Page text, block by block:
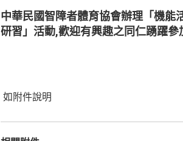
中華民國智障者體育協會辦理「機
研習」活動,歡迎有興趣之同仁踴躍參
如附件說明